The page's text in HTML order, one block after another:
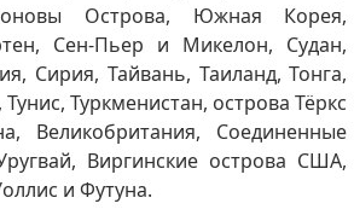
Острова, Южная Корея,
Сен-Пьер и Микелон, Судан,
Сирия, Тайвань, Таиланд, Тонга,
Туркменистан, острова Тёркс
Великобритания, Соединенные
Виргинские острова США,
и Футуна.